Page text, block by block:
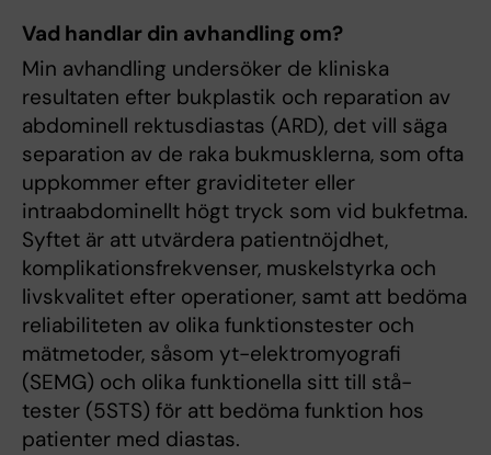
Vad handlar din avhandling om?
Min avhandling undersöker de kliniska
resultaten efter bukplastik och reparation av
abdominell rektusdiastas (ARD), det vill säga
separation av de raka bukmusklerna, som ofta
uppkommer efter graviditeter eller
intraabdominellt högt tryck som vid bukfetma.
Syftet är att utvärdera patientnöjdhet,
komplikationsfrekvenser, muskelstyrka och
livskvalitet efter operationer, samt att bedöma
reliabiliteten av olika funktionstester och
mätmetoder, såsom yt-elektromyografi
(SEMG) och olika funktionella sitt till stå-
tester (5STS) för att bedöma funktion hos
patienter med diastas.